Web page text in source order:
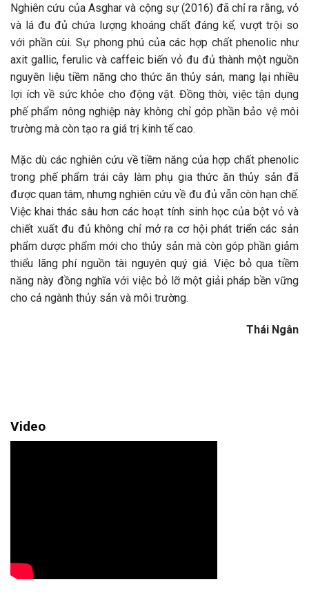
Nghiên cứu của Asghar và cộng sự (2016) đã chỉ ra rằng, vỏ
và lá đu đủ chứa lượng khoáng chất đáng kể, vượt trội so
với phần cùi. Sự phong phú của các hợp chất phenolic như
axit gallic, ferulic và caffeic biến vỏ đu đủ thành một nguồn
nguyên liệu tiềm năng cho thức ăn thủy sản, mang lại nhiều
lợi ích về sức khỏe cho động vật. Đồng thời, việc tận dụng
phế phẩm nông nghiệp này không chỉ góp phần bảo vệ môi
trường mà còn tạo ra giá trị kinh tế cao.
Mặc dù các nghiên cứu về tiềm năng của hợp chất phenolic
trong phế phẩm trái cây làm phụ gia thức ăn thủy sản đã
được quan tâm, nhưng nghiên cứu về đu đủ vẫn còn hạn chế.
Việc khai thác sâu hơn các hoạt tính sinh học của bột vỏ và
chiết xuất đu đủ không chỉ mở ra cơ hội phát triển các sản
phẩm dược phẩm mới cho thủy sản mà còn góp phần giảm
thiểu lãng phí nguồn tài nguyên quý giá. Việc bỏ qua tiềm
năng này đồng nghĩa với việc bỏ lỡ một giải pháp bền vững
cho cả ngành thủy sản và môi trường.
Thái Ngân
Video